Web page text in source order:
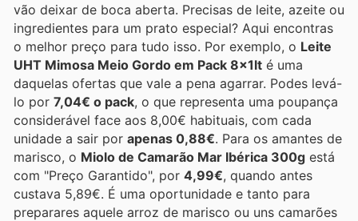
vão deixar de boca aberta. Precisas de leite, azeite ou
ingredientes para um prato especial? Aqui encontras
o melhor preço para tudo isso. Por exemplo, o Leite
UHT Mimosa Meio Gordo em Pack 8x1lt é uma
daquelas ofertas que vale a pena agarrar. Podes levá-
lo por 7,04€ o pack, o que representa uma poupança
considerável face aos 8,00€ habituais, com cada
unidade a sair por apenas 0,88€. Para os amantes de
marisco, o Miolo de Camarão Mar Ibérica 300g está
com "Preço Garantido", por 4,99€, quando antes
custava 5,89€. É uma oportunidade e tanto para
preparares aquele arroz de marisco ou uns camarões